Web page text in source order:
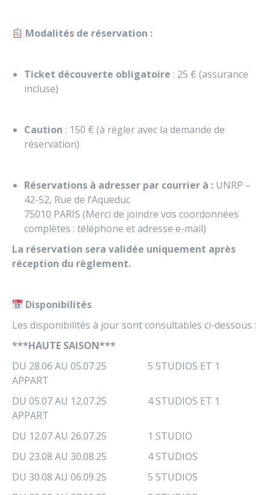
Modalités de réservation :
Ticket découverte obligatoire : 25 € (assurance
incluse)
Caution : 150 € (à régler avec la demande de
réservation)
Réservations à adresser par courrier à : UNRP –
42-52, Rue de l’Aqueduc
75010 PARIS (Merci de joindre vos coordonnées
complètes : téléphone et adresse e-mail)
La réservation sera validée uniquement après
réception du règlement.
Disponibilités
Les disponibilités à jour sont consultables ci-dessous :
***HAUTE SAISON***
DU 28.06 AU 05.07.25 5 STUDIOS ET 1
APPART
DU 05.07 AU 12.07.25 4 STUDIOS ET 1
APPART
DU 12.07 AU 26.07.25 1 STUDIO
DU 23.08 AU 30.08.25 4 STUDIOS
DU 30.08 AU 06.09.25 5 STUDIOS